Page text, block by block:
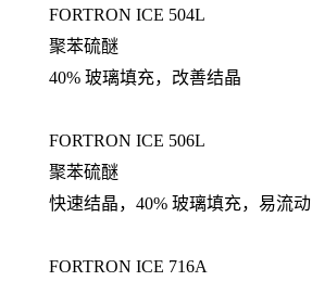
FORTRON ICE 504L
聚苯硫醚
40% 玻璃填充，改善结晶
FORTRON ICE 506L
聚苯硫醚
快速结晶，40% 玻璃填充，易流动
FORTRON ICE 716A